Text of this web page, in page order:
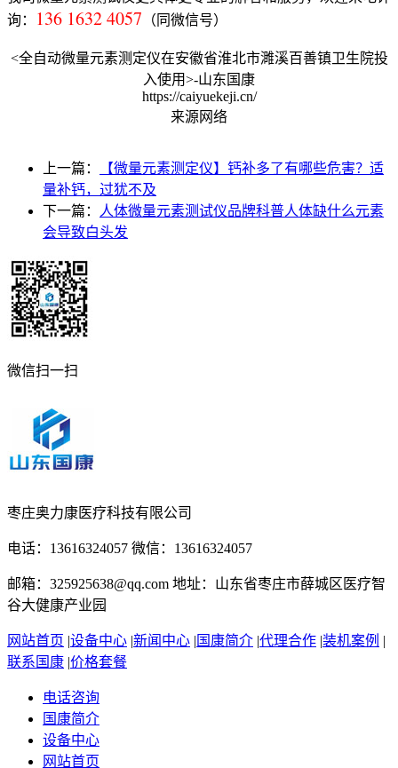
询： 136 1632 4057 （同微信号）
<全自动微量元素测定仪在安徽省淮北市濉溪百善镇卫生院投
入使用>-山东国康
https://caiyuekeji.cn/
来源网络
上一篇：
【微量元素测定仪】钙补多了有哪些危害？适
量补钙，过犹不及
下一篇：
人体微量元素测试仪品牌科普人体缺什么元素
会导致白头发
微信扫一扫
枣庄奥力康医疗科技有限公司
电话：13616324057 微信：13616324057
邮箱：325925638@qq.com 地址：山东省枣庄市薛城区医疗智
谷大健康产业园
网站首页 |设备中心 |新闻中心 | 国康简介 |代理合作 |装机案例 |
联系国康 |价格套餐
电话咨询
国康简介
设备中心
网站首页